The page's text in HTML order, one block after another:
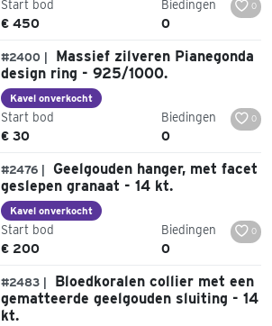
Start bod
€ 450
Biedingen
0
0
#2400 |
Massief zilveren Pianegonda
design ring - 925/1000.
Kavel onverkocht
Start bod
€ 30
Biedingen
0
0
#2476 |
Geelgouden hanger, met facet
geslepen granaat - 14 kt.
Kavel onverkocht
Start bod
€ 200
Biedingen
0
0
#2483 |
Bloedkoralen collier met een
gematteerde geelgouden sluiting - 14
kt.